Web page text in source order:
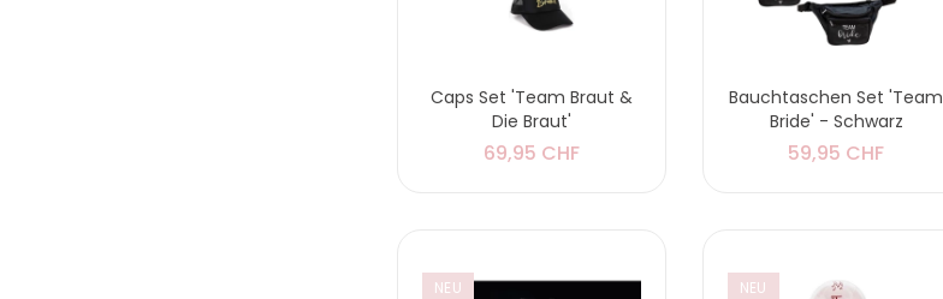
Caps Set 'Team Braut &
Die Braut'
69,95 CHF
Bauchtaschen Set 'Team
Bride' - Schwarz
59,95 CHF
NEU NEU